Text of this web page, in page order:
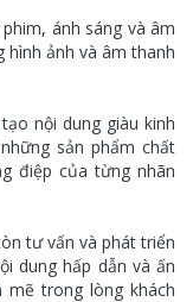
ánh sáng và âm
hình ảnh và âm thanh
nội dung giàu kinh
sản phẩm chất
điệp của từng nhãn
tư vấn và phát triển
dung hấp dẫn và ấn
mẽ trong lòng khách